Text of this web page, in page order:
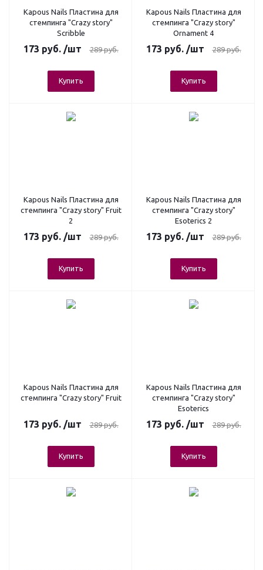
Kapous Nails Пластина для
стемпинга "Crazy story"
Scribble
173 руб. /шт 289руб.
Купить
Kapous Nails Пластина для
стемпинга "Crazy story"
Ornament 4
173 руб. /шт 289руб.
Купить
Kapous Nails Пластина для
стемпинга "Crazy story" Fruit
2
173 руб. /шт 289руб.
Купить
Kapous Nails Пластина для
стемпинга "Crazy story"
Esoterics 2
173 руб. /шт 289руб.
Купить
Kapous Nails Пластина для
стемпинга "Crazy story" Fruit
173 руб. /шт 289руб.
Купить
Kapous Nails Пластина для
стемпинга "Crazy story"
Esoterics
173 руб. /шт 289руб.
Купить